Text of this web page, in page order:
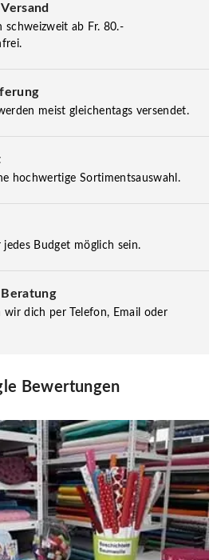
schweizweit ab Fr. 80.-
meist gleichentags versendet.
hochwertige Sortimentsauswahl.
Budget möglich sein.
wir dich per Telefon, Email oder
Bewertungen